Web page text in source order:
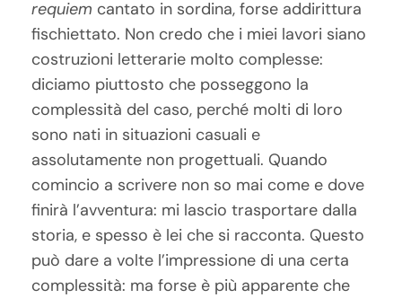
requiem cantato in sordina, forse addirittura
fischiettato. Non credo che i miei lavori siano
costruzioni letterarie molto complesse:
diciamo piuttosto che posseggono la
complessità del caso, perché molti di loro
sono nati in situazioni casuali e
assolutamente non progettuali. Quando
comincio a scrivere non so mai come e dove
finirà l’avventura: mi lascio trasportare dalla
storia, e spesso è lei che si racconta. Questo
può dare a volte l’impressione di una certa
complessità: ma forse è più apparente che